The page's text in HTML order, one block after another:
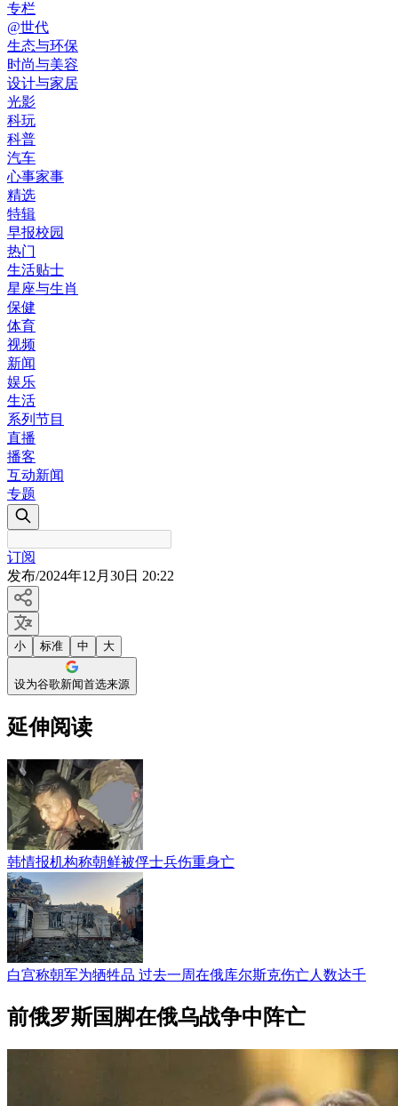
专栏
@世代
生态与环保
时尚与美容
设计与家居
光影
科玩
科普
汽车
心事家事
精选
特辑
早报校园
热门
生活贴士
星座与生肖
保健
体育
视频
新闻
娱乐
生活
系列节目
直播
播客
互动新闻
专题
订阅
发布/2024年12月30日 20:22
小 标准 中 大
设为谷歌新闻首选来源
延伸阅读
韩情报机构称朝鲜被俘士兵伤重身亡
白宫称朝军为牺牲品 过去一周在俄库尔斯克伤亡人数达千
前俄罗斯国脚在俄乌战争中阵亡